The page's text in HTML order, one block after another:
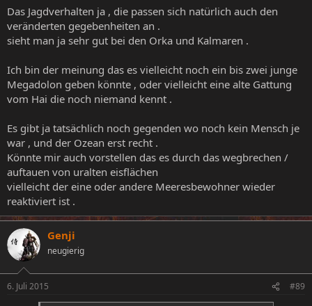
Das Jagdverhalten ja , die passen sich natürlich auch den
veränderten gegebenheiten an .
sieht man ja sehr gut bei den Orka und Kalmaren .
Ich bin der meinung das es vielleicht noch ein bis zwei junge
Megadolon geben könnte , oder vielleicht eine alte Gattung
vom Hai die noch niemand kennt .
Es gibt ja tatsächlich noch gegenden wo noch kein Mensch je
war , und der Ozean erst recht .
Könnte mir auch vorstellen das es durch das wegbrechen /
auftauen von uralten eisflächen
vielleicht der eine oder andere Meeresbewohner wieder
reaktiviert ist .
Genji
neugierig
6. Juli 2015 #89